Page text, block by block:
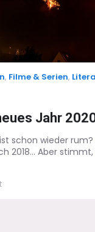
, Filme & Serien,
Jahr
schon wieder
2018... Aber
on